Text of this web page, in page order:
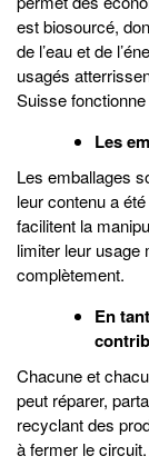
est biosourcé,
de l’eau et de
usagés
Suisse fonctionne
Les
Les emballages
leur contenu a
facilitent la
limiter leur usage
complètement.
En
Chacune et
peut réparer,
recyclant des
à fermer le circuit.